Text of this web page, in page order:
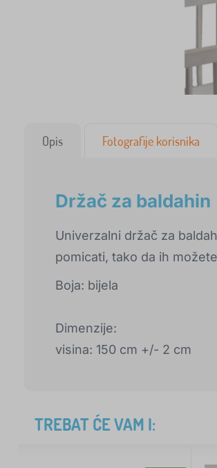
Opis Fotografije korisnika
Držač za baldahin
Univerzalni držač za
pomicati, tako da ih
Boja: bijela
Dimenzije:
visina: 150 cm +/- 2 cm
TREBAT ĆE VAM I: